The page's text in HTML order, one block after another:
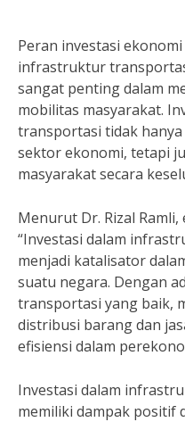
Peran investasi
infrastruktur
sangat penting dalam
mobilitas masyarakat.
transportasi tidak
sektor ekonomi, tetapi
masyarakat secara
Menurut Dr. Rizal
“Investasi dalam
menjadi katalisator
suatu negara. Dengan
transportasi yang baik,
distribusi barang dan
efisiensi dalam
Investasi dalam
memiliki dampak positif